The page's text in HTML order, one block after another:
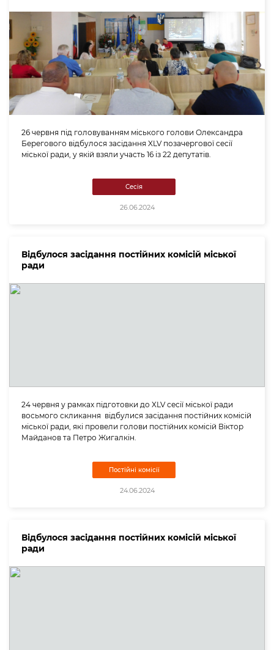
26 червня під головуванням міського голови Олександра
Берегового відбулося засідання XLV позачергової сесії
міської ради, у якій взяли участь 16 із 22 депутатів.
Сесія
26.06.2024
Відбулося засідання постійних комісій міської
ради
24 червня у рамках підготовки до XLV сесії міської ради
восьмого скликання відбулися засідання постійних комісій
міської ради, які провели голови постійних комісій Віктор
Майданов та Петро Жигалкін.
Постійні комісії
24.06.2024
Відбулося засідання постійних комісій міської
ради